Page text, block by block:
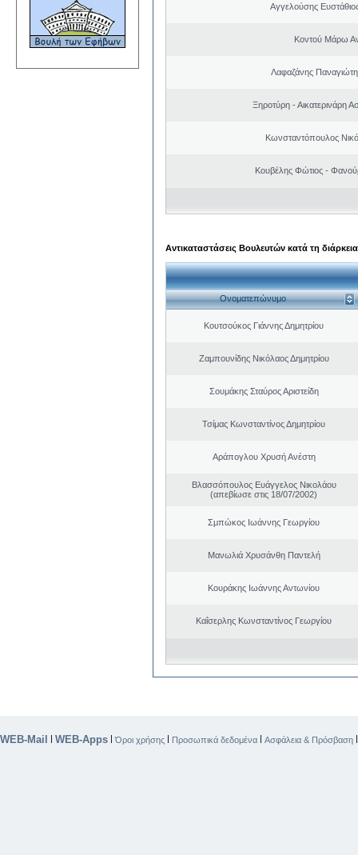
Αγγελούσης
Κοντού Μάρω
Λαφαζάνης
Ξηροτύρη - Αικατερινάρη
Κωνσταντόπουλος
Κουβέλης Φώτιος -
Αντικαταστάσεις Βουλευτών κατά τη
Ονοματεπώνυμο
Κουτσούκος Γιάννης Δημητρίου
Ζαμπουνίδης Νικόλαος Δημητρίου
Σουμάκης Σταύρος Αριστείδη
Τσίμας Κωνσταντίνος Δημητρίου
Αράπογλου Χρυσή Ανέστη
Βλασσόπουλος Ευάγγελος Νικολάου
(απεβίωσε στις 18/07/2002)
Σμπώκος Ιωάννης Γεωργίου
Μανωλιά Χρυσάνθη Παντελή
Κουράκης Ιωάννης Αντωνίου
Καΐσερλης Κωνσταντίνος Γεωργίου
WEB-Mail | WEB-Apps |Όροι χρήσης | Προσωπικά δεδομένα | Ασφάλεια & Πρόσβαση